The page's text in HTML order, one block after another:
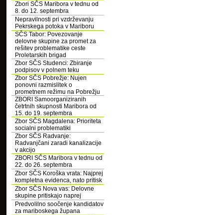
Zbori SČS Maribora v tednu od
8. do 12. septembra
Nepravilnosti pri vzdrževanju
Pekrskega potoka v Mariboru
SČS Tabor: Povezovanje
delovne skupine za promet za
rešitev problematike ceste
Proletarskih brigad
Zbor SČS Studenci: Zbiranje
podpisov v polnem teku
Zbor SČS Pobrežje: Nujen
ponovni razmislitek o
prometnem režimu na Pobrežju
ZBORI Samoorganiziranih
četrtnih skupnosti Maribora od
15. do 19. septembra
Zbor SČS Magdalena: Prioriteta
socialni problematiki
Zbor SČS Radvanje:
Radvanjčani zaradi kanalizacije
v akcijo
ZBORI SČS Maribora v tednu od
22. do 26. septembra
Zbor SČS Koroška vrata: Najprej
kompletna evidenca, nato pritisk
Zbor SČS Nova vas: Delovne
skupine pritiskajo naprej
Predvolilno soočenje kandidatov
za mariboskega župana